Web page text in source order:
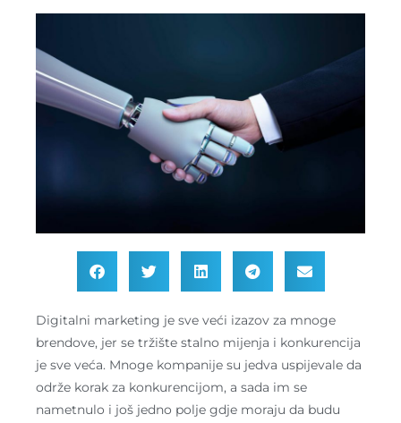
Digitalni marketing je sve veći izazov za mnoge
brendove, jer se tržište stalno mijenja i konkurencija
je sve veća. Mnoge kompanije su jedva uspijevale da
održe korak za konkurencijom, a sada im se
nametnulo i još jedno polje gdje moraju da budu